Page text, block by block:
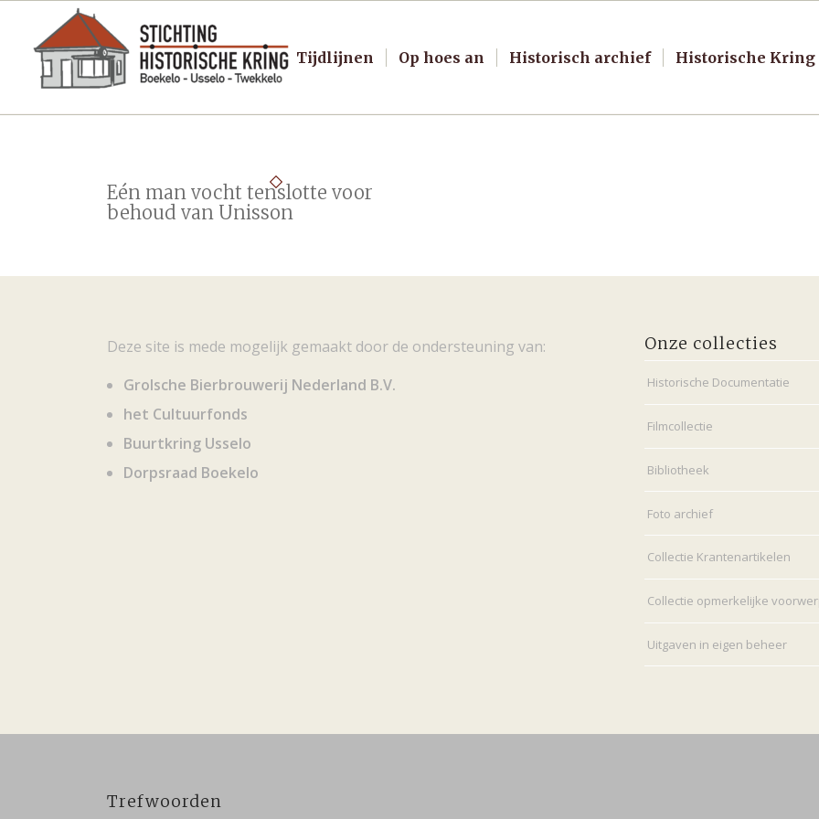
Tijdlijnen Op hoes an Historisch archief Historische Kring
Eén man vocht tenslotte voor
behoud van Unisson
Deze site is mede mogelijk gemaakt door de ondersteuning van:
Grolsche Bierbrouwerij Nederland B.V.
het Cultuurfonds
Buurtkring Usselo
Dorpsraad Boekelo
Onze collecties
Historische Documentatie
Filmcollectie
Bibliotheek
Foto archief
Collectie Krantenartikelen
Collectie opmerkelijke
Uitgaven in eigen beheer
Trefwoorden